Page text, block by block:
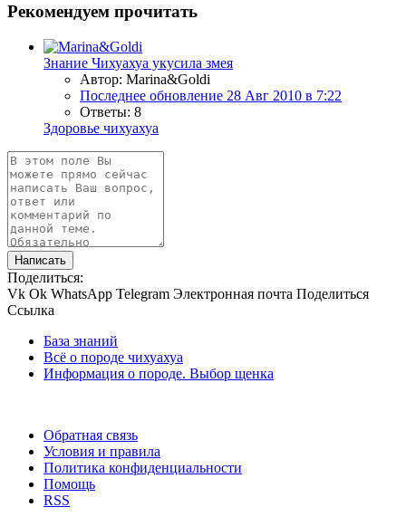
Рекомендуем прочитать
Знание Чихуахуа укусила змея
Автор: Marina&Goldi
Последнее обновление 28 Авг 2010 в 7:22
Ответы: 8
Здоровье чихуахуа
Написать
Поделиться:
Vk Ok WhatsApp Telegram Электронная почта Поделиться
Ссылка
База знаний
Всё о породе чихуахуа
Информация о породе. Выбор щенка
Обратная связь
Условия и правила
Политика конфиденциальности
Помощь
RSS